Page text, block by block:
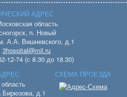
АДРЕС
область
п. Новый
Вишневского, д.1
3hospital@mil.ru
12-74 (с 8.30 до 18.30)
д.1
СХЕМА ПРОЕЗДА